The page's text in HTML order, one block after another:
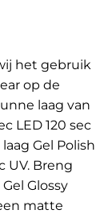
het gebruik
op de
laag van
LED 120 sec
Gel Polish
UV. Breng
Glossy
matte